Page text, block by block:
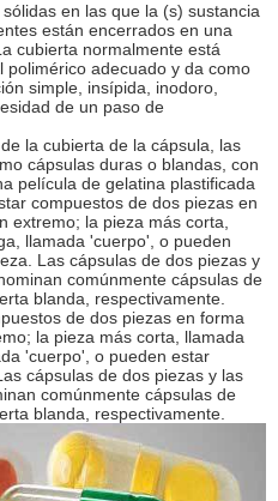
en las que la (s) sustancia
están encerrados en una
cubierta normalmente está
adecuado y da como
simple, insípida, inodoro,
de un paso de
la cubierta de la cápsula, las
cápsulas duras o blandas, con
película de gelatina plastificada
compuestos de dos piezas en
extremo; la pieza más corta,
llamada 'cuerpo', o pueden
Las cápsulas de dos piezas y
comúnmente cápsulas de
blanda, respectivamente.
de dos piezas en forma
la pieza más corta, llamada
'cuerpo', o pueden estar
cápsulas de dos piezas y las
comúnmente cápsulas de
blanda, respectivamente.